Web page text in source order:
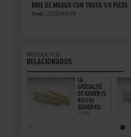
BRIE DE MEAUX CON TRUFA 1/4 PIEZA
Cod.: 2212110578
PRODUCTOS
RELACIONADOS
LA
SPÉCIALITÉ
DE XAVIER (5
KG/1 U)
XAVIER KG
+ info